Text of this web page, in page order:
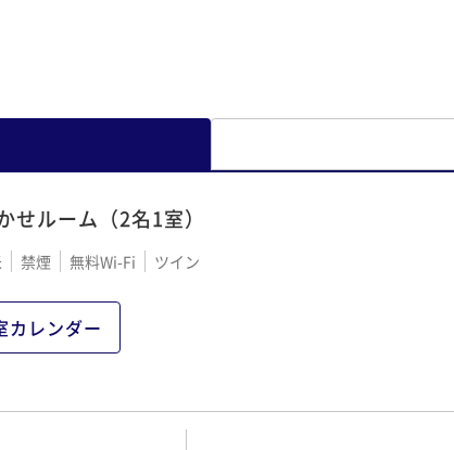
せルーム（2名1室）
禁煙 無料Wi-Fi ツイン
カレンダー